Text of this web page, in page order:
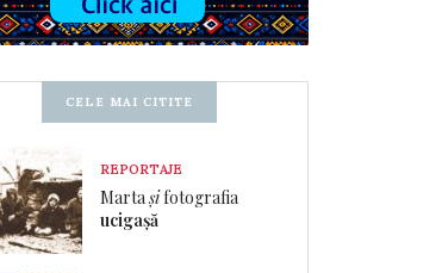
CELE MAI CITITE
REPORTAJE
Martașifotografia
ucigașă